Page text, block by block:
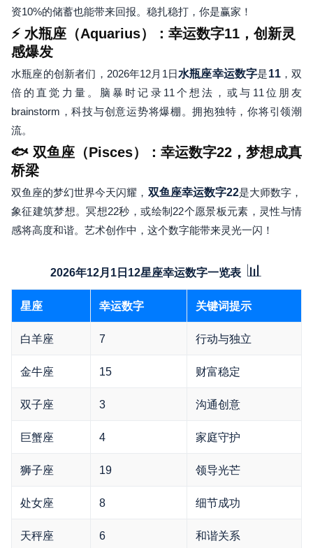
资10%的储蓄也能带来回报。稳扎稳打，你是赢家！
⚡ 水瓶座（Aquarius）：幸运数字11，创新灵
感爆发
水瓶座的创新者们，2026年12月1日水瓶座幸运数字是11，双
倍的直觉力量。脑暴时记录11个想法，或与11位朋友
brainstorm，科技与创意运势将爆棚。拥抱独特，你将引领潮
流。
🐟 双鱼座（Pisces）：幸运数字22，梦想成真
桥梁
双鱼座的梦幻世界今天闪耀， 双鱼座幸运数字22是大师数字，
象征建筑梦想。冥想22秒，或绘制22个愿景板元素，灵性与情
感将高度和谐。艺术创作中，这个数字能带来灵光一闪！
2026年12月1日12星座幸运数字一览表 📊
星座 幸运数字 关键词提示
白羊座 7 行动与独立
金牛座 15 财富稳定
双子座 3 沟通创意
巨蟹座 4 家庭守护
狮子座 19 领导光芒
处女座 8 细节成功
天秤座 6 和谐关系